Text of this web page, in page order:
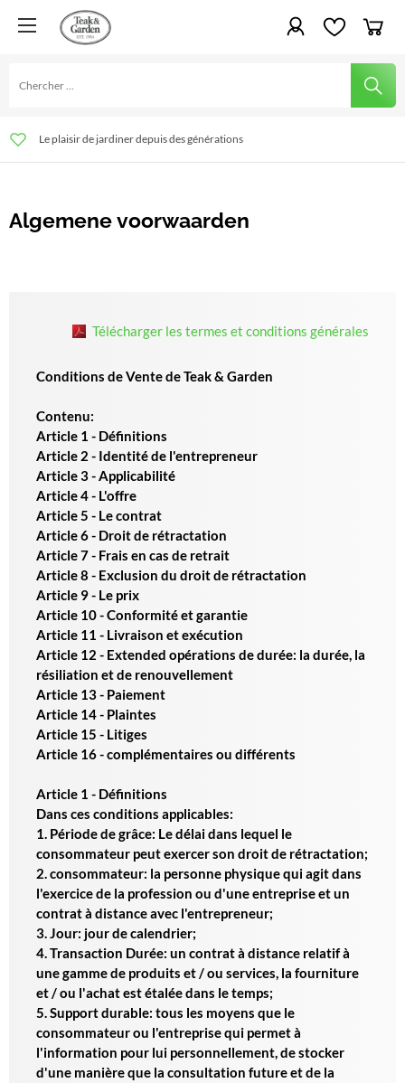
Le plaisir de jardiner depuis des générations
Livraison rapide et montage possible
Des conseils toujours sur mesure
Algemene voorwaarden
Télécharger les termes et conditions générales
Conditions de Vente de Teak & Garden
Contenu:
Article 1 - Définitions
Article 2 - Identité de l'entrepreneur
Article 3 - Applicabilité
Article 4 - L'offre
Article 5 - Le contrat
Article 6 - Droit de rétractation
Article 7 - Frais en cas de retrait
Article 8 - Exclusion du droit de rétractation
Article 9 - Le prix
Article 10 - Conformité et garantie
Article 11 - Livraison et exécution
Article 12 - Extended opérations de durée: la durée, la
résiliation et de renouvellement
Article 13 - Paiement
Article 14 - Plaintes
Article 15 - Litiges
Article 16 - complémentaires ou différents
Article 1 - Définitions
Dans ces conditions applicables:
1. Période de grâce: Le délai dans lequel le
consommateur peut exercer son droit de rétractation;
2. consommateur: la personne physique qui agit dans
l'exercice de la profession ou d'une entreprise et un
contrat à distance avec l'entrepreneur;
3. Jour: jour de calendrier;
4. Transaction Durée: un contrat à distance relatif à
une gamme de produits et / ou services, la fourniture
et / ou l'achat est étalée dans le temps;
5. Support durable: tous les moyens que le
consommateur ou l'entreprise qui permet à
l'information pour lui personnellement, de stocker
d'une manière que la consultation future et de la